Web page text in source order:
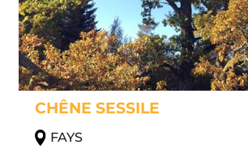
CHÊNE SESSILE
FAYS